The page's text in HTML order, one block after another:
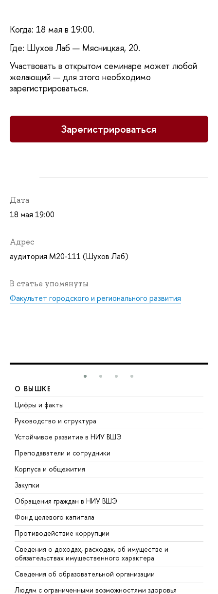
Когда: 18 мая в 19:00.
Где: Шухов Лаб — Мясницкая, 20.
Участвовать в открытом семинаре может любой
желающий — для этого необходимо
зарегистрироваться.
Зарегистрироваться
Дата
18 мая 19:00
Адрес
аудитория М20-111 (Шухов Лаб)
В статье упомянуты
Факультет городского и регионального развития
О ВЫШКЕ
Цифры и факты
Руководство и структура
Устойчивое развитие в НИУ ВШЭ
Преподаватели и сотрудники
Корпуса и общежития
Закупки
Обращения граждан в НИУ ВШЭ
Фонд целевого капитала
Противодействие коррупции
Сведения о доходах, расходах, об имуществе и
обязательствах имущественного характера
Сведения об образовательной организации
Людям с ограниченными возможностями здоровья